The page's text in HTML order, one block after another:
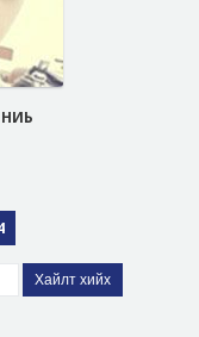
НИЬ
Хайлт хийх